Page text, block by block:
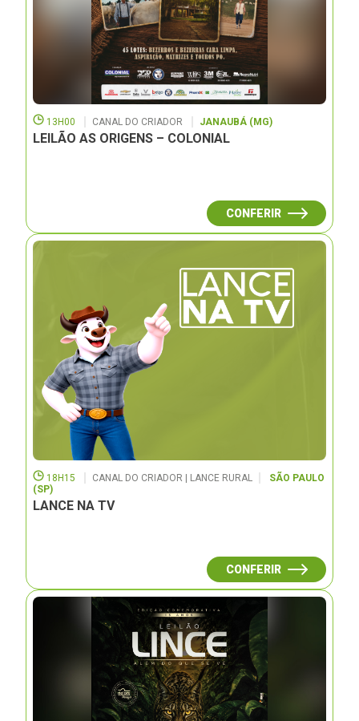
13H00 CANAL DO CRIADOR JANAUBÁ (MG)
LEILÃO AS ORIGENS – COLONIAL
CONFERIR
18H15 CANAL DO CRIADOR | LANCE RURAL
SÃO PAULO
(SP)
LANCE NA TV
CONFERIR